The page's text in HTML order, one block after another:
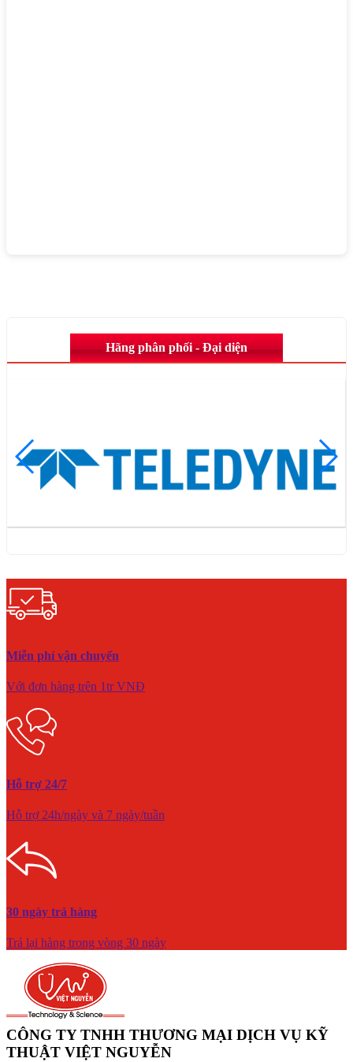
Hãng phân phối - Đại diện
Miễn phí vận chuyển
Với đơn hàng trên 1tr VNĐ
Hỗ trợ 24/7
Hỗ trợ 24h/ngày và 7 ngày/tuần
30 ngày trả hàng
Trả lại hàng trong vòng 30 ngày
CÔNG TY TNHH THƯƠNG MẠI DỊCH VỤ KỸ
THUẬT VIỆT NGUYỄN